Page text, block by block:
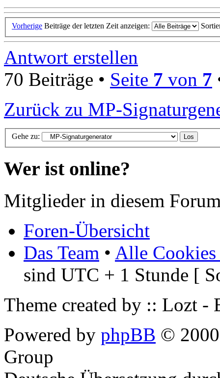
Vorherige Beiträge der letzten Zeit anzeigen:
Antwort erstellen
70 Beiträge • Seite 7 von 7
Zurück zu MP-
Gehe zu:
Wer ist online?
Mitglieder in diesem
Foren-Übersicht
Das Team • Alle Cookies
sind UTC + 1 Stunde [
Theme created by :: Lozt -
Powered by phpBB ©
Group